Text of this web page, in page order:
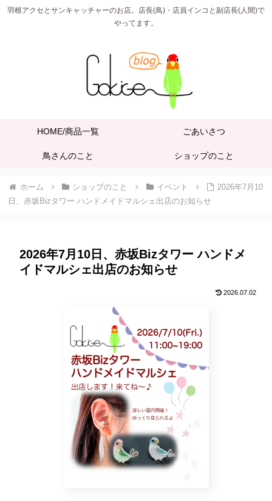
羽根アクセとサンキャッチャーのお店。店長(鳥)・店員インコと副店長(人間)で
やってます。
HOME/商品一覧 ごあいさつ
鳥さんのこと ショップのこと
ホーム ショップのこと イベント
2026年7月10
日、赤坂Bizタワー ハンドメイドマルシェ出店のお知らせ
2026年7月10日、赤坂Bizタワー ハンドメ
イドマルシェ出店のお知らせ
2026.07.02